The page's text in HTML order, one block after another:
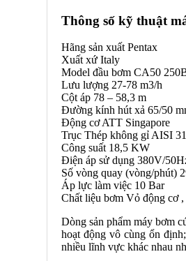
Thông số kỹ thuật
Hãng sản xuất Pentax
Xuất xứ Italy
Model đầu bơm CA50
Lưu lượng 27-78 m3/h
Cột áp 78 – 58,3 m
Đường kính hút xả 65/50
Động cơ ATT Singapore
Trục Thép không gỉ AISI
Công suất 18,5 KW
Điện áp sử dụng 380V/
Số vòng quay (vòng/phút)
Áp lực làm việc 10 Bar
Chất liệu bơm Vỏ động cơ
Dòng sản phẩm máy bơm
hoạt động vô cùng ổn
nhiều lĩnh vực khác nhau